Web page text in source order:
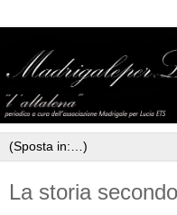
La storia